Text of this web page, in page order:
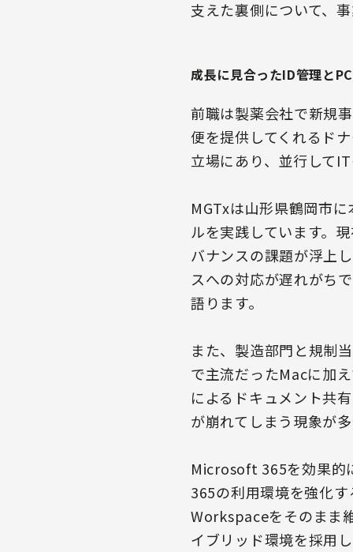
支えた裏側について、
成長に見合ったID管理と
前職は製薬会社で新規
便を提供してくれるド
立場にあり、並行して
MGTxは山形県鶴岡市
ルを実践しています。
バナンスの課題が浮上
スへの対応が遅れがち
語ります。
また、製造部門と規制
で主流だったMacに加
によるドキュメント共
が崩れてしまう現象が
Microsoft 365を効果的
365の利用環境を強化
Workspaceをそのまま
イブリッド環境を採用